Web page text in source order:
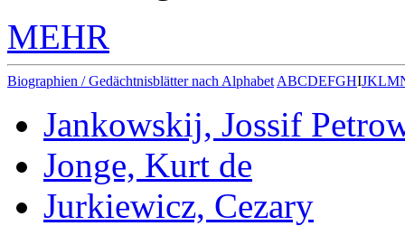
MEHR
Biographien / Gedächtnisblätter nach Alphabet ABCDEFGHIJKLM
Jankowskij, Jossif
Jonge, Kurt de
Jurkiewicz, Cezary